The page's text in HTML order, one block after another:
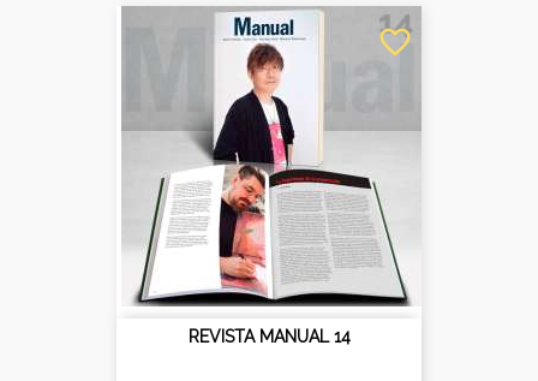
REVISTA MANUAL 14
favorite_border